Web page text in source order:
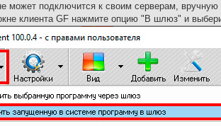
может подключится к своим серверам,
клиента GF нажмите опцию "В шлюз" и